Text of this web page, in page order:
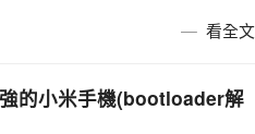
看全文
的小米手機(bootloader解